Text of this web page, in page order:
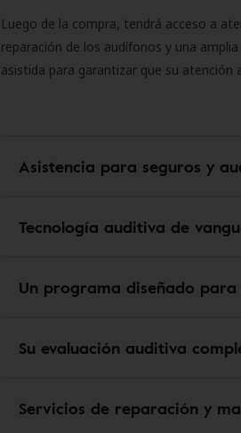
Luego de la compra, tendrá acceso a
reparación de los audífonos y una
asistida para garantizar que su atención
Asistencia para seguros y
Tecnología auditiva de
Un programa diseñado para
Su evaluación auditiva
Servicios de reparación y